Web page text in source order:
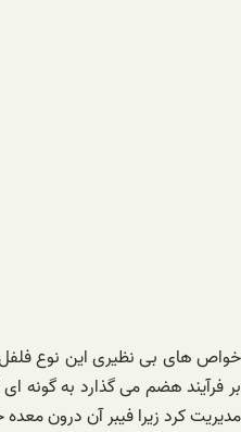
خواص های بی نظیری این نوع فلفل
بر فرآیند هضم می گذارد به
مدیریت کرد زیرا فیبر آن درون